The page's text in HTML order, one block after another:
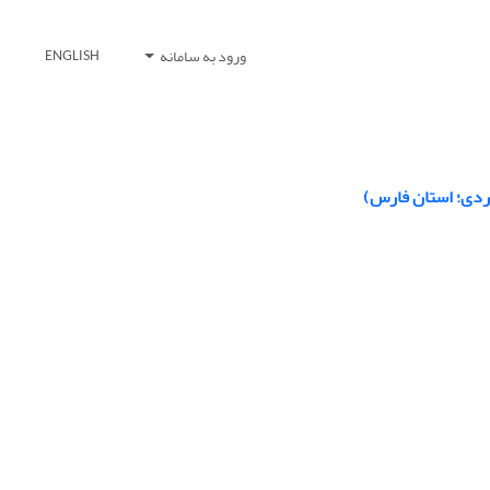
ورود به سامانه ENGLISH
استان فارس)